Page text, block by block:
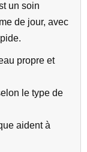
un soin
de jour, avec
propre et
le type de
aident à